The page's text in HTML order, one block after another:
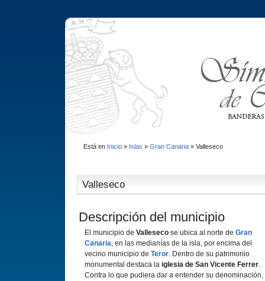
Está en Inicio» Islas » Gran Canaria» Valleseco
Valleseco
Descripción del municipio
El municipio de Valleseco se ubica al norte de Gran
Canaria, en las medianí­as de la isla, por encima del
vecino municipio de Teror. Dentro de su patrimonio
monumental destaca la iglesia de San Vicente Ferrer.
Contra lo que pudiera dar a entender su denominación,